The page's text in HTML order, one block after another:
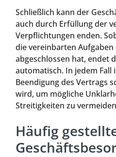
Schließlich kann der
auch durch Erfüllung der
Verpflichtungen enden.
die vereinbarten
abgeschlossen hat, endet
automatisch. In jedem Fall
Beendigung des Vertrags
wird, um mögliche
Streitigkeiten zu
Häufig